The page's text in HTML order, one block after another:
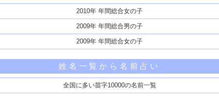
2010年 年間総合女の子
2009年 年間総合男の子
2009年 年間総合女の子
姓名一覧から名前占い
全国に多い苗字10000の名前一覧